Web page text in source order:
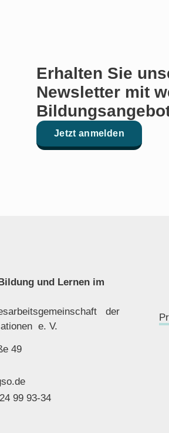
Erhalten Sie
Newsletter mit
Jetzt anmelden
und Lernen im
der
e. V.
49
99 93-34